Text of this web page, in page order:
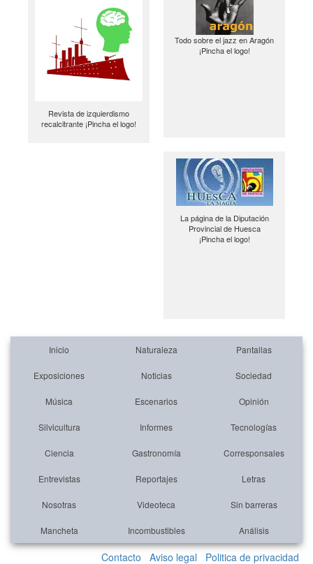
Revista de izquierdismo
recalcitrante ¡Pincha el logo!
Todo sobre el jazz en Aragón
¡Pincha el logo!
La página de la Diputación
Provincial de Huesca
¡Pincha el logo!
Inicio Naturaleza Pantallas
Exposiciones Noticias Sociedad
Música Escenarios Opinión
Silvicultura Informes Tecnologías
Ciencia Gastronomía Corresponsales
Entrevistas Reportajes Letras
Nosotras Videoteca Sin barreras
Mancheta Incombustibles Análisis
Contacto Aviso legal Politica de privacidad